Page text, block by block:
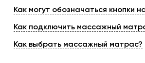
Как могут обозначаться кнопки
Как подключить массажный
Как выбрать массажный матрас?